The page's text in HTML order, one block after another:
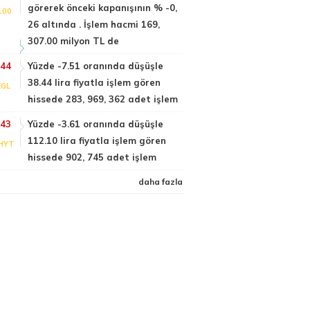
görerek önceki kapanışının % -0,
26 altında . İşlem hacmi 169,
307.00 milyon TL de
Yüzde -7.51 oranında düşüşle
38.44 lira fiyatla işlem gören
hissede 283, 969, 362 adet işlem
Yüzde -3.61 oranında düşüşle
112.10 lira fiyatla işlem gören
hissede 902, 745 adet işlem
daha fazla